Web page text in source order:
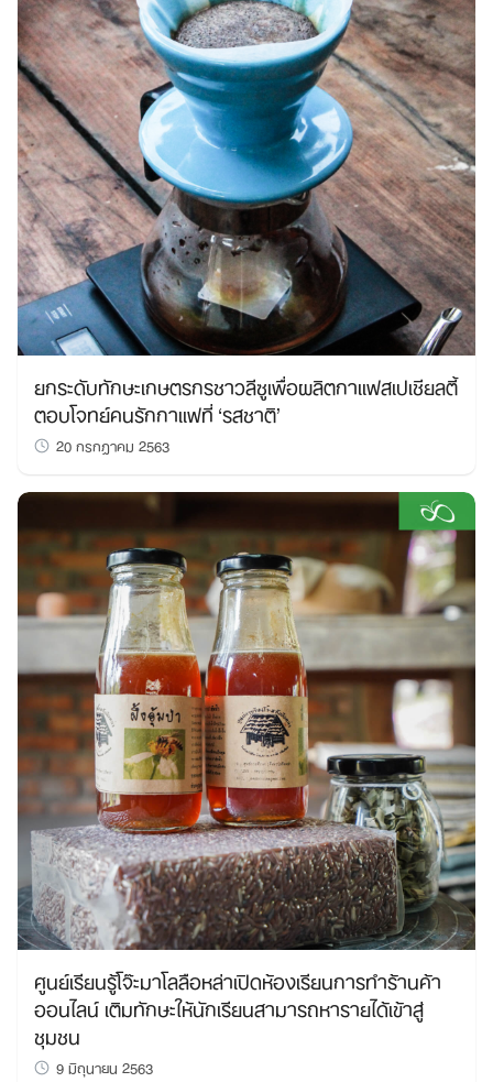
ยกระดับทักษะเกษตรกรชาวลีซูเพื่อผลิตกาแฟสเปเชียลตี้
ตอบโจทย์คนรักกาแฟที่ ‘รสชาติ’
20 กรกฎาคม 2563
ศูนย์เรียนรู้โจ๊ะมาโลลือหล่าเปิดห้องเรียนการทำร้านค้า
ออนไลน์ เติมทักษะให้นักเรียนสามารถหารายได้เข้าสู่
ชุมชน
9 มิถุนายน 2563